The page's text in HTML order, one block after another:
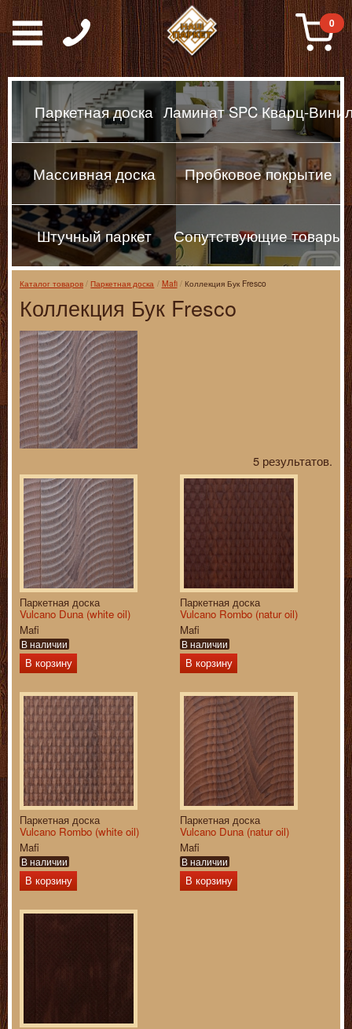
Паркет, Штучный
0
Паркетная доска Ламинат SPC Кварц-
Массивная доска Пробковое покрытие
Штучный паркет Сопутствующие товары
Каталог товаров Паркетная доска Mafi Коллекция Бук Fresco
Коллекция Бук Fresco
5 результатов.
Паркетная доска
Vulcano Duna (white oil)
Mafi
В наличии
В корзину
Паркетная доска
Vulcano Rombo (natur oil)
Mafi
В наличии
В корзину
Паркетная доска
Vulcano Rombo (white oil)
Mafi
В наличии
В корзину
Паркетная доска
Vulcano Duna (natur oil)
Mafi
В наличии
В корзину